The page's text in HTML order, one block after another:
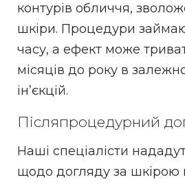
контурів обличчя,
шкіри. Процедури
часу, а ефект може
місяців до року в
ін’єкцій.
Післяпроцедурний
Наші спеціалісти
щодо догляду за шкірою